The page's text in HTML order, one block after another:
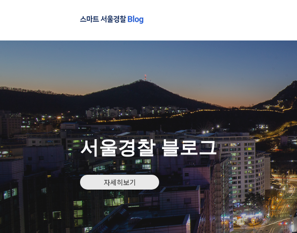
서울경찰 블로그
자세히보기